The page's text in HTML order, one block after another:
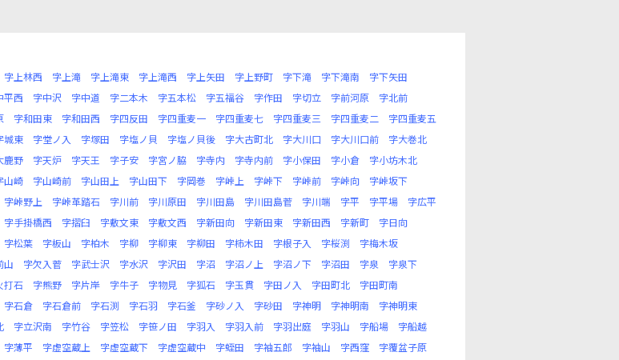
字上林西 字上滝 字上滝東 字上滝西 字上矢田 字上野町 字下滝 字下滝南
字下矢田
平西 字中沢 字中道 字二本木 字五本松 字五福谷 字作田 字切立 字前河原
字北前
字和田東 字和田西 字四反田 字四重麦一 字四重麦七 字四重麦三 字四重麦二
字四重麦五
城東 字堂ノ入 字塚田 字塩ノ貝 字塩ノ貝後 字大古町北 字大川口 字大川口前
字大巻北
鹿野 字天炉 字天王 字子安 字宮ノ脇 字寺内 字寺内前 字小保田 字小倉
字小坊木北
山崎 字山崎前 字山田上 字山田下 字岡巻 字峠上 字峠下 字峠前 字峠向
字峠坂下
字峠野上 字峠革踏石 字川前 字川原田 字川田島 字川田島菅 字川端 字平 字平場
字広平
字手掛橋西 字摺臼 字敷文東 字敷文西 字新田向 字新田東 字新田西 字新町
字日向
字松葉 字板山 字柏木 字柳 字柳東 字柳田 字柿木田 字根子入 字桜渕
字梅木坂
山 字欠入菅 字武士沢 字水沢 字沢田 字沼 字沼ノ上 字沼ノ下 字沼田 字泉
字泉下
打石 字熊野 字片岸 字牛子 字物見 字狐石 字玉貫 字田ノ入 字田町北
字田町南
字石倉 字石倉前 字石渕 字石羽 字石釜 字砂ノ入 字砂田 字神明 字神明南
字神明東
字立沢南 字竹谷 字笠松 字笹ノ田 字羽入 字羽入前 字羽出庭 字羽山 字船場
字船越
字薄平 字虚空蔵上 字虚空蔵下 字虚空蔵中 字蛭田 字袖五郎 字袖山 字西窪
字覆盆子原